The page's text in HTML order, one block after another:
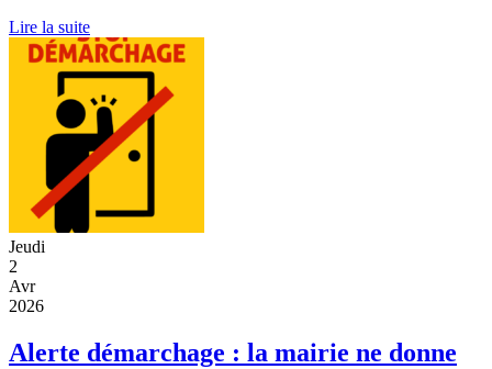
Lire la suite
Jeudi
2
Avr
2026
Alerte démarchage : la mairie ne donne